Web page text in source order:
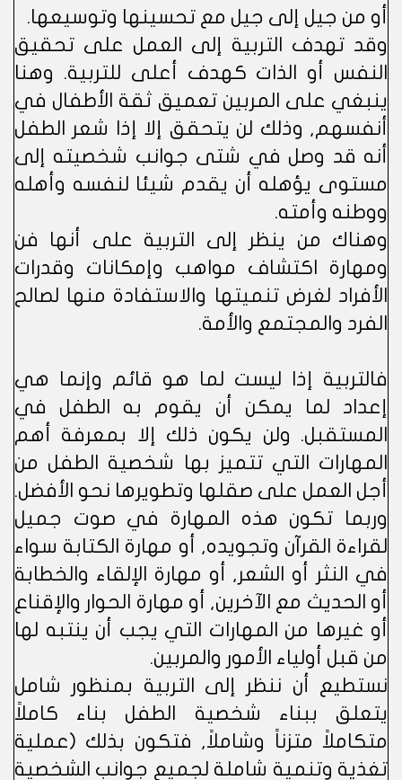
أو من جيل إلى جيل مع تحسينها وتوسيعها.
وقد تهدف التربية إلى العمل على تحقيق
النفس أو الذات كهدف أعلى للتربية. وهنا
ينبغي على المربين تعميق ثقة الأطفال في
أنفسهم, وذلك لن يتحقق إلا إذا شعر الطفل
أنه قد وصل في شتى جوانب شخصيته إلى
مستوى يؤهله أن يقدم شيئا لنفسه وأهله
ووطنه وأمته.
وهناك من ينظر إلى التربية على أنها فن
ومهارة اكتشاف مواهب وإمكانات وقدرات
الأفراد لغرض تنميتها والاستفادة منها لصالح
الفرد والمجتمع والأمة.
فالتربية إذا ليست لما هو قائم وإنما هي
إعداد لما يمكن أن يقوم به الطفل في
المستقبل. ولن يكون ذلك إلا بمعرفة أهم
المهارات التي تتميز بها شخصية الطفل من
أجل العمل على صقلها وتطويرها نحو الأفضل.
وربما تكون هذه المهارة في صوت جميل
لقراءة القرآن وتجويده, أو مهارة الكتابة سواء
في النثر أو الشعر, أو مهارة الإلقاء والخطابة
أو الحديث مع الآخرين, أو مهارة الحوار والإقناع
أو غيرها من المهارات التي يجب أن ينتبه لها
من قبل أولياء الأمور والمربين.
نستطيع أن ننظر إلى التربية بمنظور شامل
يتعلق ببناء شخصية الطفل بناء كاملاً
متكاملاً متزناً وشاملاً, فتكون بذلك (عملية
تغذية وتنمية شاملة لجميع جوانب الشخصية